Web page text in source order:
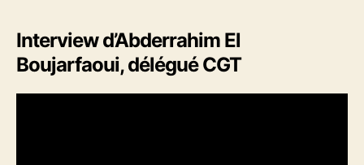
Interview d’Abderrahim El
Boujarfaoui, délégué CGT